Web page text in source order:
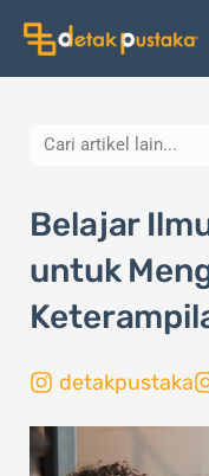
Lewati
Search
Belajar
untuk
detakpustaka